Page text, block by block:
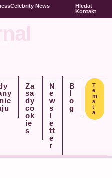
Celebrity News
Hledat
Kontakt
Za
sa
dy
co
ok
ie
s
N
e
w
s
l
e
tt
e
r
B
l
o
g
T
e
m
a
t
a